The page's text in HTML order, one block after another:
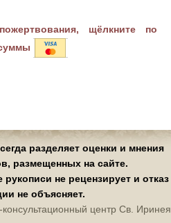
щёлкните по
разделяет оценки и мнения
размещенных на сайте.
не рецензирует и отказ
не объясняет.
центр Св. Иринея